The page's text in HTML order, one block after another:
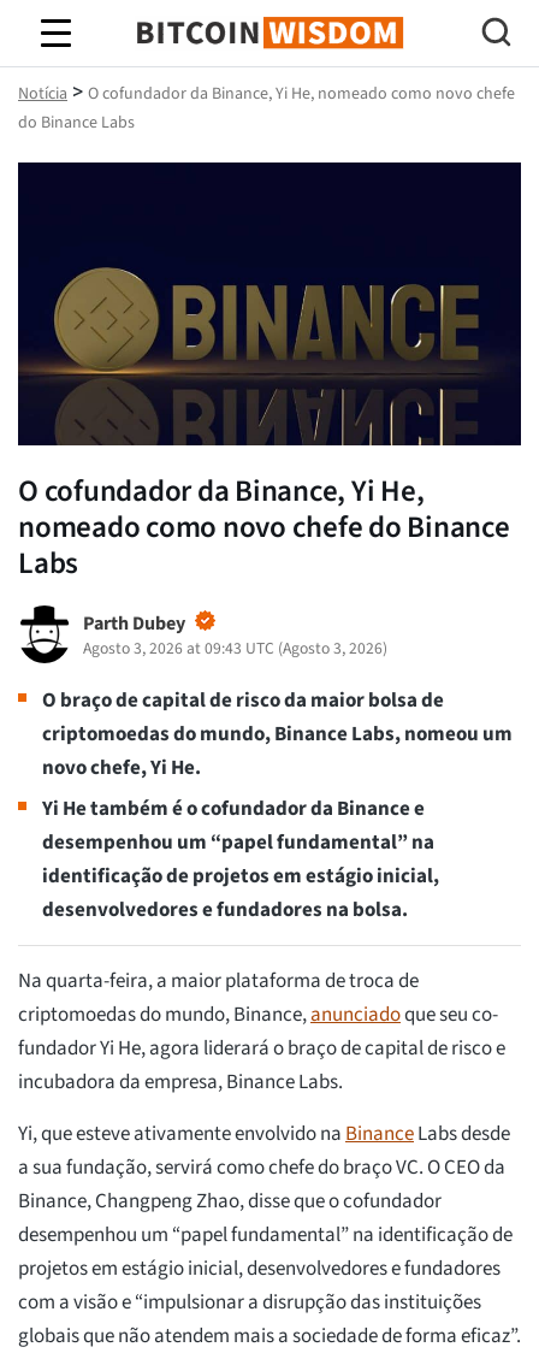
Sabedoria do Bitcoin
Notícia > O cofundador da Binance, Yi He, nomeado como novo chefe
do Binance Labs
O cofundador da Binance, Yi He,
nomeado como novo chefe do Binance
Labs
Parth Dubey
Agosto 3, 2026 at 09:43 UTC (Agosto 3, 2026)
O braço de capital de risco da maior bolsa de
criptomoedas do mundo, Binance Labs, nomeou um
novo chefe, Yi He.
Yi He também é o cofundador da Binance e
desempenhou um “papel fundamental” na
identificação de projetos em estágio inicial,
desenvolvedores e fundadores na bolsa.
Na quarta-feira, a maior plataforma de troca de
criptomoedas do mundo, Binance,anunciadoque seu co-
fundador Yi He, agora liderará o braço de capital de risco e
incubadora da empresa, Binance Labs.
Yi, que esteve ativamente envolvido naBinanceLabs desde
a sua fundação, servirá como chefe do braço VC. O CEO da
Binance, Changpeng Zhao, disse que o cofundador
desempenhou um “papel fundamental” na identificação de
projetos em estágio inicial, desenvolvedores e fundadores
com a visão e “impulsionar a disrupção das instituições
globais que não atendem mais a sociedade de forma eficaz”.